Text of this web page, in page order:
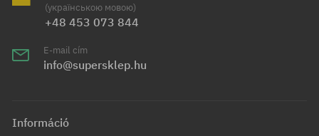
(українською мовою)
+48 453 073 844
E-mail cím
info@supersklep.hu
Információ